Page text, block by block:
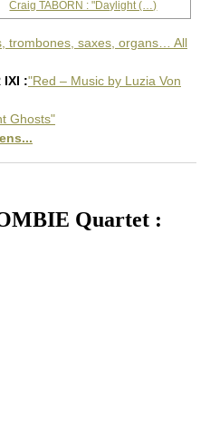
Craig TABORN : "Daylight (…)
trombones, saxes, organs… All
IXI :"Red – Music by Luzia Von
Ghosts"
Quartet :